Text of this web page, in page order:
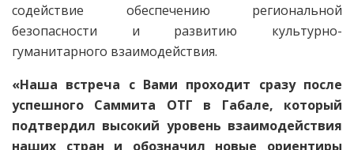
содействие обеспечению региональной
безопасности и развитию культурно-
гуманитарного взаимодействия.
«Наша встреча с Вами проходит сразу после
успешного Саммита ОТГ в Габале, который
подтвердил высокий уровень взаимодействия
наших стран и обозначил новые ориентиры